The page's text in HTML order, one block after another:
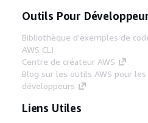
Outils Pour
Bibliothèque d'exemples de
AWS CLI
Centre de créateur AWS
Blog sur les outils AWS pour les
développeurs
Liens Utiles